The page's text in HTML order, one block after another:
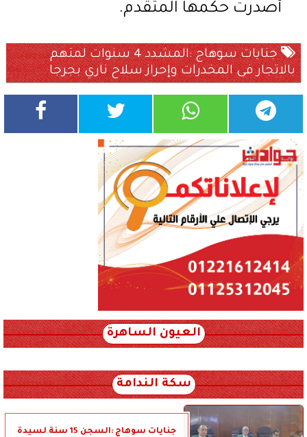
أصدرت حكمها المتقدم.
جنايات سوهاج :المشدد 4 سنوات لمتهم
بالاتجار فى المخدرات وإحراز سلاح ناري بجرجا
العيون الساهرة
سكة الندامة
جنايات سوهاج :السجن 15 سنة لسيدة